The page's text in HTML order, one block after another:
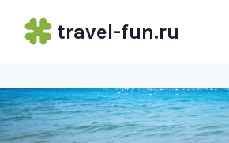
travel-fun.ru